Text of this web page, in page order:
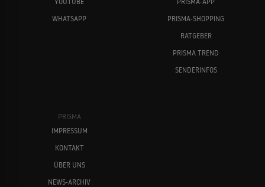
WHATSAPP
PRISMA-SHOPPING
RATGEBER
PRISMA TREND
SENDERINFOS
PRISMA
IMPRESSUM
KONTAKT
ÜBER UNS
NEWS-ARCHIV